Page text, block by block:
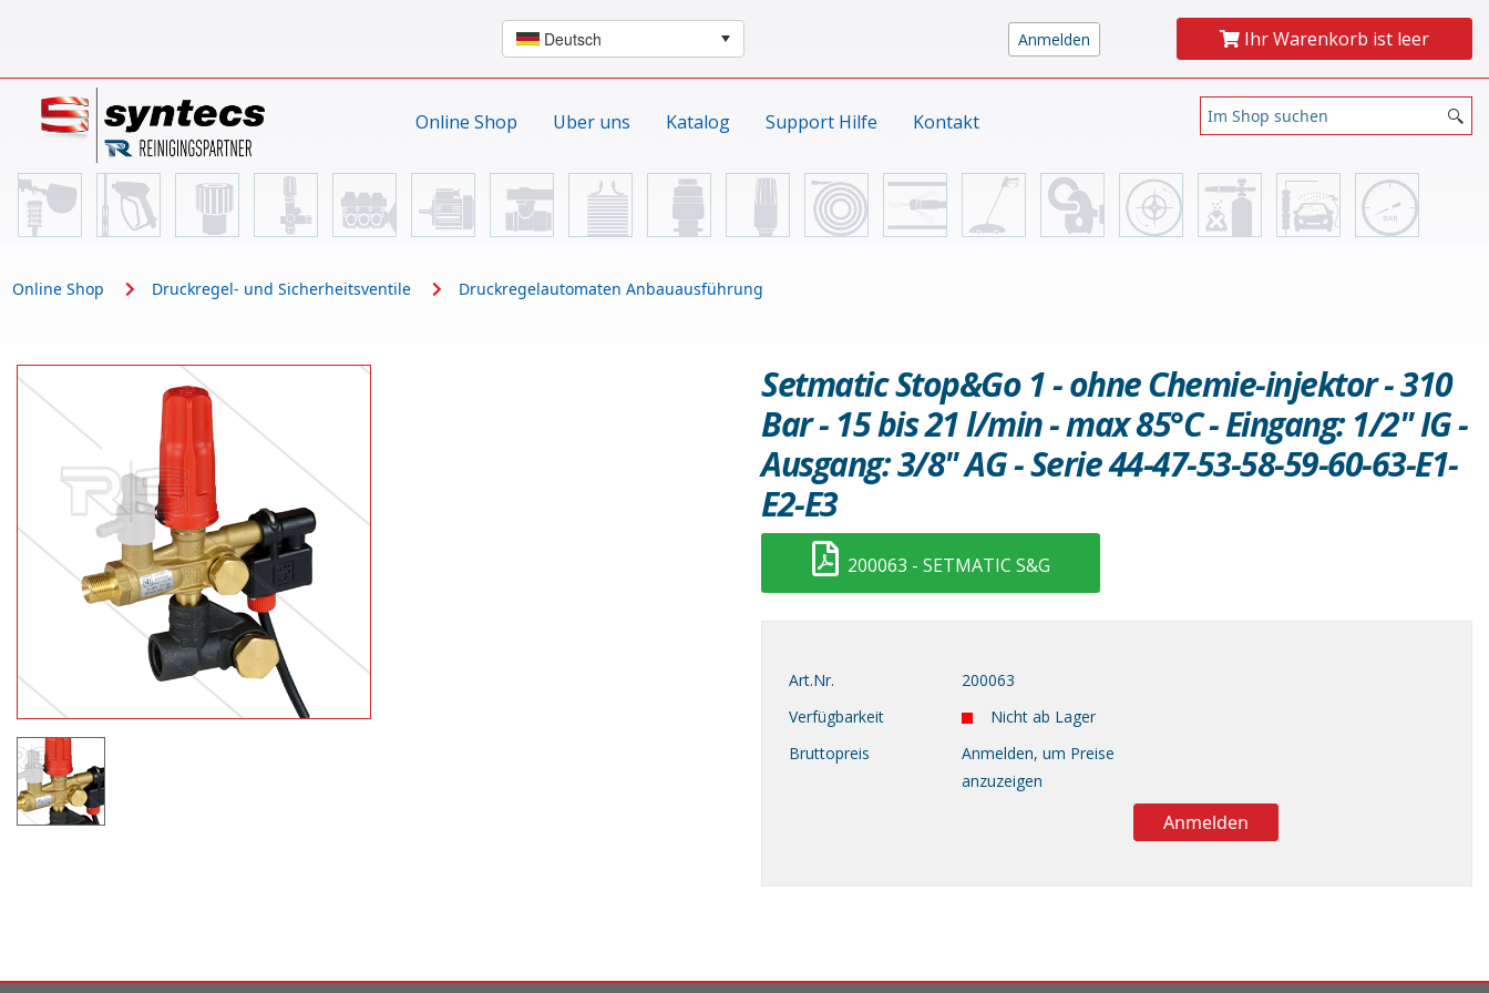
Ihr Warenkorb ist leer
Online Shop Uber uns Katalog Support Hilfe Kontakt
Online Shop Druckregel- und Sicherheitsventile Druckregelautomaten Anbauausführung
Setmatic Stop&Go 1 - ohne Chemie-injektor - 310
Bar - 15 bis 21 l/min - max 85°C - Eingang: 1/2" IG -
Ausgang: 3/8" AG - Serie 44-47-53-58-59-60-63-E1-
E2-E3
200063 - SETMATIC S&G
Art.Nr.
200063
Verfügbarkeit
Nicht ab Lager
Bruttopreis
Anmelden, um Preise
anzuzeigen
Anmelden